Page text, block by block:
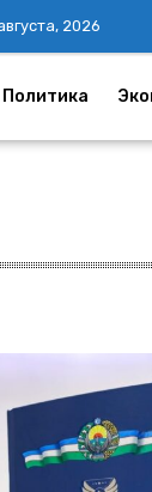
2026
Политика